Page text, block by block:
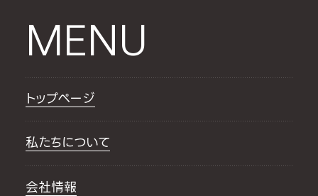
MENU
トップページ
私たちについて
会社情報